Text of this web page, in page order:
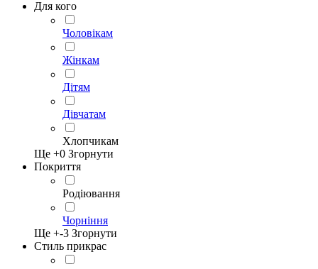
Для кого
Чоловікам
Жінкам
Дітям
Дівчатам
Хлопчикам
Ще +0 Згорнути
Покриття
Родіювання
Чорніння
Ще +-3 Згорнути
Стиль прикрас